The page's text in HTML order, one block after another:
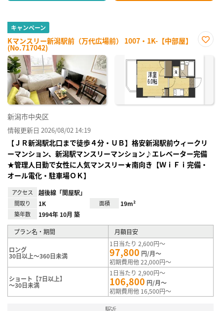
キャンペーン
Kマンスリー新潟駅前（万代広場前） 1007・1K-【中部屋】
(No.717042)
に入
新潟市中央区
情報更新日 2026/08/02 14:19
【ＪＲ新潟駅北口まで徒歩４分・ＵＢ】格安新潟駅前ウィークリ
ーマンション、新潟駅マンスリーマンション♪エレベーター完備
★管理人日勤で女性に人気マンスリー★南向き【ＷｉＦｉ完備・
オール電化・駐車場ＯＫ】
アクセス 越後線「関屋駅」
間取り 1K 面積 19m²
築年数 1994年 10月 築
プラン名・期間 月額目安
ロング
30日以上～360日未満
1日当たり 2,600円～
97,800 円/月～
初期費用他 22,000円～
ショート【7日以上】
～30日未満
1日当たり 2,900円～
106,800 円/月～
初期費用他 16,500円～
駅近